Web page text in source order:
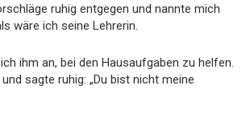
ruhig entgegen und nannte mich
wäre ich seine Lehrerin.
ihm an, bei den Hausaufgaben zu helfen.
sagte ruhig: „Du bist nicht meine